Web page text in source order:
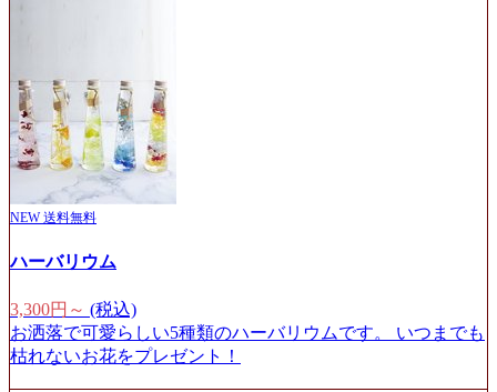
NEW 送料無料
ハーバリウム
3,300円～ (税込)
お洒落で可愛らしい5種類のハーバリウムです。 いつまでも
枯れないお花をプレゼント！